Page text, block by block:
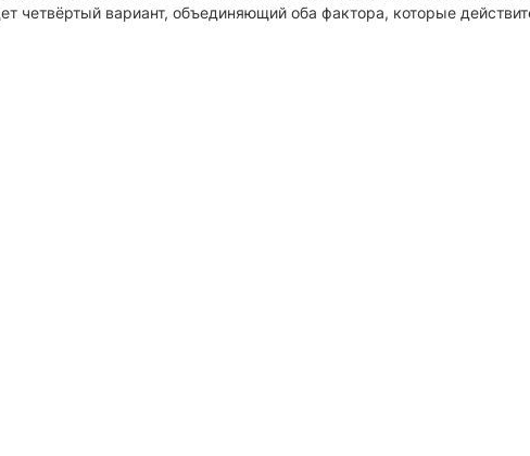
четвёртый вариант, объединяющий оба фактора, которые